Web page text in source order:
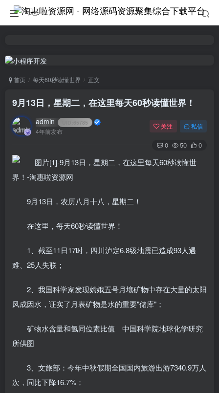
首页 每天60秒读懂世界 正文
9月13日，星期二，在这里每天60秒读懂世界！
admin 65785
4年前发布
关注 私信
0 50 0
9月13日，农历八月十八，星期二！
在这里，每天60秒读懂世界！
1、截至11日17时，四川泸定6.8级地震已造成93人遇
难、25人失联；
2、我国科学家发现嫦娥五号月壤矿物中存在大量的太阳
风成因水，证实了月表矿物是水的重要"储库"；
矿物水含量和氢同位素比值 中国科学院地球化学研究
所供图
3、文旅部：今年中秋假期全国国内旅游出游7340.9万人
次，同比下降16.7%；